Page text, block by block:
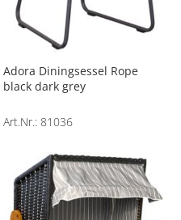
Adora Diningsessel Rope
black dark grey
Art.Nr.: 81036